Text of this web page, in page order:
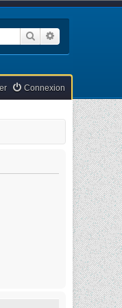
Rechercher
Connexion